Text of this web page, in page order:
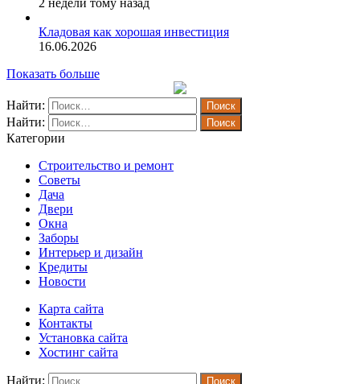
Кладовая как хорошая инвестиция
16.06.2026
Показать больше
Найти:
Найти:
Категории
Строительство и ремонт
Советы
Дача
Двери
Окна
Заборы
Интерьер и дизайн
Кредиты
Новости
Карта сайта
Контакты
Установка сайта
Хостинг сайта
Найти: